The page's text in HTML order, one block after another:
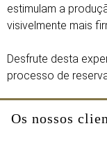
estimulam a
visivelmente mais
Desfrute desta
processo de
Os nossos